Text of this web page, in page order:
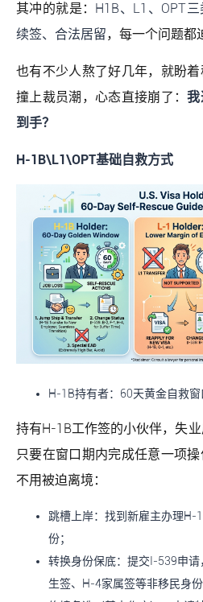
其冲的就是： H1B、L1、OPT
续签、合法居留，每一个问题都
也有不少人熬了好几年，就盼
撞上裁员潮，心态直接崩了：我
到手？
H-1B\L1\OPT基础自救方式
H-1B持有者：60天黄金自救窗
持有H-1B工作签的小伙伴，失
只要在窗口期内完成任意一项操
不用被迫离境：
跳槽上岸：找到新雇主办理H-
份；
转换身份保底：提交I-539申
生签、H-4家属签等非移民身份